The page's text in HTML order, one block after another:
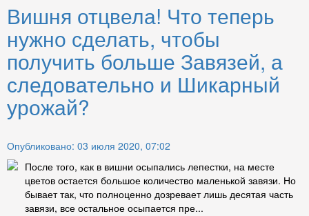
Вишня отцвела! Что теперь
нужно сделать, чтобы
получить больше Завязей, а
следовательно и Шикарный
урожай?
Опубликовано: 03 июля 2020, 07:02
После того, как в вишни осыпались лепестки, на месте
цветов остается большое количество маленькой завязи. Но
бывает так, что полноценно дозревает лишь десятая часть
завязи, все остальное осыпается пре...